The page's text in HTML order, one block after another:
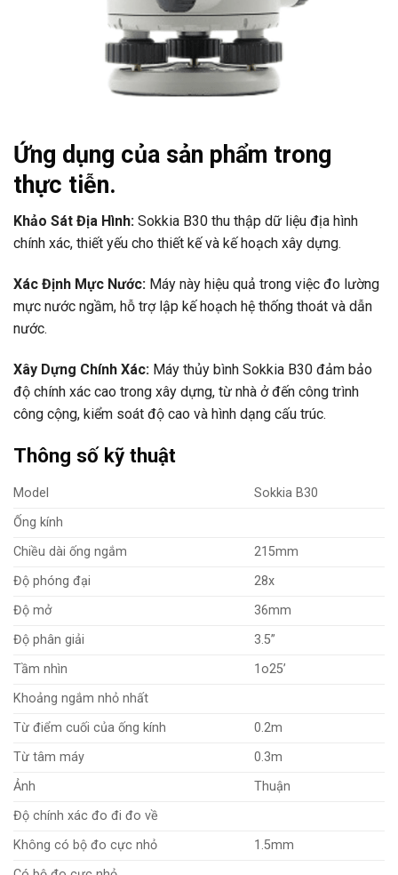
Ứng dụng của sản phẩm trong
thực tiễn.
Khảo Sát Địa Hình: Sokkia B30 thu thập dữ liệu địa hình
chính xác, thiết yếu cho thiết kế và kế hoạch xây dựng.
Xác Định Mực Nước: Máy này hiệu quả trong việc đo lường
mực nước ngầm, hỗ trợ lập kế hoạch hệ thống thoát và dẫn
nước.
Xây Dựng Chính Xác: Máy thủy bình Sokkia B30 đảm bảo
độ chính xác cao trong xây dựng, từ nhà ở đến công trình
công cộng, kiểm soát độ cao và hình dạng cấu trúc.
Thông số kỹ thuật
Model
Sokkia B30
Ống kính
Chiều dài ống ngắm
215mm
Độ phóng đại
28x
Độ mở
36mm
Độ phân giải
3.5”
Tầm nhìn
1o25’
Khoảng ngắm nhỏ nhất
Từ điểm cuối của ống kính
0.2m
Từ tâm máy
0.3m
Ảnh
Thuận
Độ chính xác đo đi đo về
Không có bộ đo cực nhỏ
1.5mm